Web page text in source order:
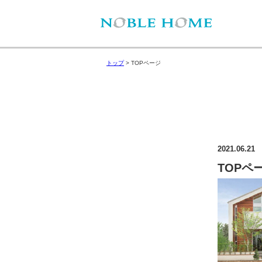
トップ> TOPページ
2021.06.21
TOPペ